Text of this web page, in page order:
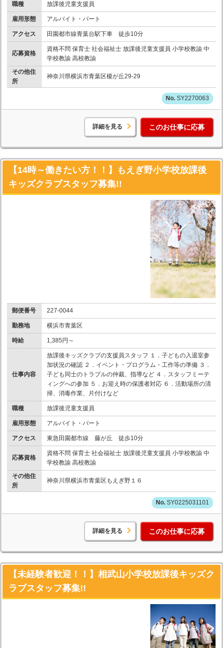
職種 放課後児童支援員
雇用形態 アルバイト・パート
アクセス 田園都市線青葉台駅下車 徒歩10分
応募資格
資格不問 保育士 社会福祉士 放課後児童支援員 小学校教諭 中
学校教諭 高校教諭
その他住
所
神奈川県横浜市青葉区榎が丘29-29
SY2270063
詳細を見る このお仕事に応募
【14時～働きたい方！！】もえぎ野小学校放課後
キッズクラブスタッフ募集!!
郵便番号 227-0044
勤務地 横浜市青葉区
時給 1,385円～
仕事内容
放課後キッズクラブの支援員スタッフ １．子どもの入退室参
加状況の確認 ２．イベント・プログラム・工作等の準備 ３．
子ども同士のトラブルの仲裁、指導など ４．スタッフミーテ
ィングへの参加 ５．お迎え時の保護者対応 ６．活動場所の清
掃、消毒作業、片付けなど
職種 放課後児童支援員
雇用形態 アルバイト・パート
アクセス 東急田園都市線 藤が丘 徒歩10分
応募資格
資格不問 保育士 社会福祉士 放課後児童支援員 小学校教諭 中
学校教諭 高校教諭
その他住
所
神奈川県横浜市青葉区もえぎ野１６
SY0225031101
詳細を見る このお仕事に応募
【未経験者歓迎！！】相武山小学校放課後キッズク
ラブスタッフ募集!!